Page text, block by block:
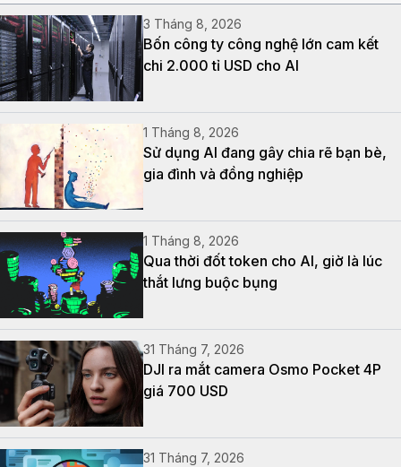
3 Tháng 8, 2026
Bốn công ty công nghệ lớn cam kết
chi 2.000 tỉ USD cho AI
1 Tháng 8, 2026
Sử dụng AI đang gây chia rẽ bạn bè,
gia đình và đồng nghiệp
1 Tháng 8, 2026
Qua thời đốt token cho AI, giờ là lúc
thắt lưng buộc bụng
31 Tháng 7, 2026
DJI ra mắt camera Osmo Pocket 4P
giá 700 USD
31 Tháng 7, 2026